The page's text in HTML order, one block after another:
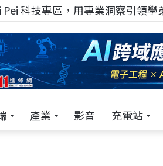
科技專區，用專業洞察引領學
產業 影音 充電站